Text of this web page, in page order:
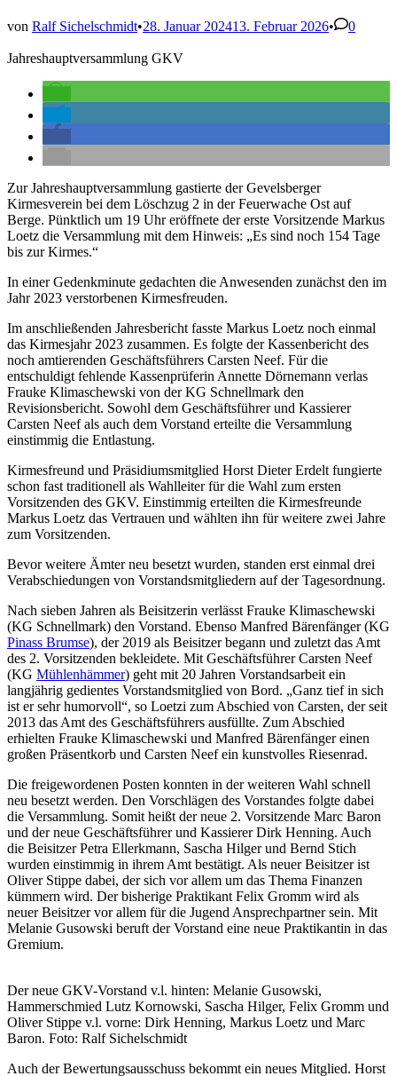
von Ralf Sichelschmidt•28. Januar 202413. Februar 2026• 0
Jahreshauptversammlung GKV
Zur Jahreshauptversammlung gastierte der Gevelsberger
Kirmesverein bei dem Löschzug 2 in der Feuerwache Ost auf
Berge. Pünktlich um 19 Uhr eröffnete der erste Vorsitzende Markus
Loetz die Versammlung mit dem Hinweis: „Es sind noch 154 Tage
bis zur Kirmes.“
In einer Gedenkminute gedachten die Anwesenden zunächst den im
Jahr 2023 verstorbenen Kirmesfreuden.
Im anschließenden Jahresbericht fasste Markus Loetz noch einmal
das Kirmesjahr 2023 zusammen. Es folgte der Kassenbericht des
noch amtierenden Geschäftsführers Carsten Neef. Für die
entschuldigt fehlende Kassenprüferin Annette Dörnemann verlas
Frauke Klimaschewski von der KG Schnellmark den
Revisionsbericht. Sowohl dem Geschäftsführer und Kassierer
Carsten Neef als auch dem Vorstand erteilte die Versammlung
einstimmig die Entlastung.
Kirmesfreund und Präsidiumsmitglied Horst Dieter Erdelt fungierte
schon fast traditionell als Wahlleiter für die Wahl zum ersten
Vorsitzenden des GKV. Einstimmig erteilten die Kirmesfreunde
Markus Loetz das Vertrauen und wählten ihn für weitere zwei Jahre
zum Vorsitzenden.
Bevor weitere Ämter neu besetzt wurden, standen erst einmal drei
Verabschiedungen von Vorstandsmitgliedern auf der Tagesordnung.
Nach sieben Jahren als Beisitzerin verlässt Frauke Klimaschewski
(KG Schnellmark) den Vorstand. Ebenso Manfred Bärenfänger (KG
Pinass Brumse), der 2019 als Beisitzer begann und zuletzt das Amt
des 2. Vorsitzenden bekleidete. Mit Geschäftsführer Carsten Neef
(KG Mühlenhämmer) geht mit 20 Jahren Vorstandsarbeit ein
langjährig gedientes Vorstandsmitglied von Bord. „Ganz tief in sich
ist er sehr humorvoll“, so Loetzi zum Abschied von Carsten, der seit
2013 das Amt des Geschäftsführers ausfüllte. Zum Abschied
erhielten Frauke Klimaschewski und Manfred Bärenfänger einen
großen Präsentkorb und Carsten Neef ein kunstvolles Riesenrad.
Die freigewordenen Posten konnten in der weiteren Wahl schnell
neu besetzt werden. Den Vorschlägen des Vorstandes folgte dabei
die Versammlung. Somit heißt der neue 2. Vorsitzende Marc Baron
und der neue Geschäftsführer und Kassierer Dirk Henning. Auch
die Beisitzer Petra Ellerkmann, Sascha Hilger und Bernd Stich
wurden einstimmig in ihrem Amt bestätigt. Als neuer Beisitzer ist
Oliver Stippe dabei, der sich vor allem um das Thema Finanzen
kümmern wird. Der bisherige Praktikant Felix Gromm wird als
neuer Beisitzer vor allem für die Jugend Ansprechpartner sein. Mit
Melanie Gusowski beruft der Vorstand eine neue Praktikantin in das
Gremium.
Der neue GKV-Vorstand v.l. hinten: Melanie Gusowski,
Hammerschmied Lutz Kornowski, Sascha Hilger, Felix Gromm und
Oliver Stippe v.l. vorne: Dirk Henning, Markus Loetz und Marc
Baron. Foto: Ralf Sichelschmidt
Auch der Bewertungsausschuss bekommt ein neues Mitglied. Horst